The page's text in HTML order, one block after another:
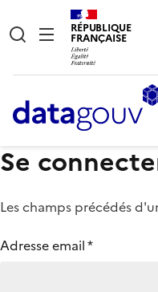
RÉPUBLIQUE
FRANÇAISE
Se
Les champs précédés
Adresse email*